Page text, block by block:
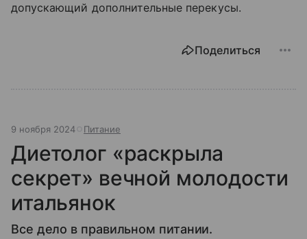
допускающий дополнительные перекусы.
Поделиться
9 ноября 2024 Питание
Диетолог «раскрыла
секрет» вечной молодости
итальянок
Все дело в правильном питании.